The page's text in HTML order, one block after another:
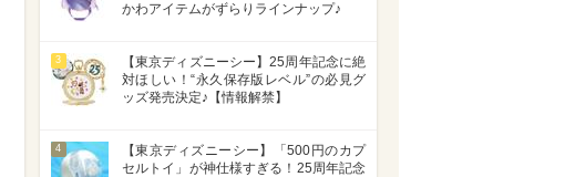
かわアイテムがずらりラインナップ♪
3
【東京ディズニーシー】25周年記念に絶
対ほしい！“永久保存版レベル”の必見グ
ッズ発売決定♪【情報解禁】
4
【東京ディズニーシー】「500円のカプ
セルトイ」が神仕様すぎる！25周年記念